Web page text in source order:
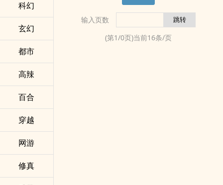
科幻
玄幻
都市
‎­‎高​辣­‎‍
百合
穿越
网游
修真
输入页数
(第1/0页)当前16条/页